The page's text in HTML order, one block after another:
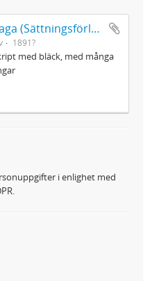
Gösta Berlings saga (Sättningsförlagan)
1891?
med bläck, med många
i enlighet med